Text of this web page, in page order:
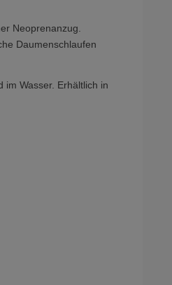
Neoprenanzug.
Daumenschlaufen
im Wasser. Erhältlich in